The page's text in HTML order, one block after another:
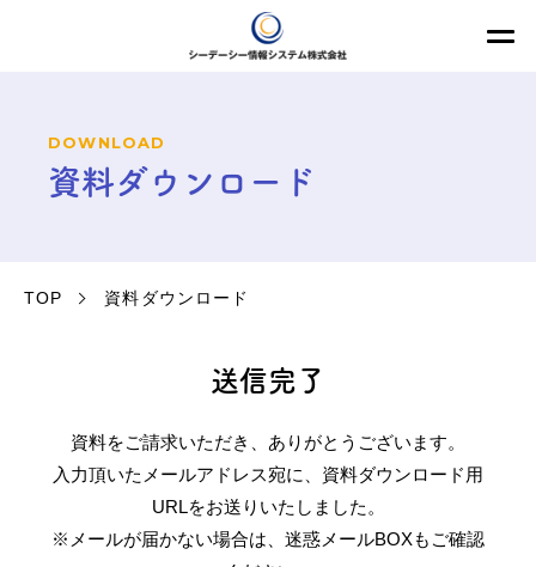
DOWNLOAD
資料ダウンロード
TOP 資料ダウンロード
送信完了
資料をご請求いただき、ありがとうございます。
入力頂いたメールアドレス宛に、資料ダウンロード用
URLをお送りいたしました。
※メールが届かない場合は、迷惑メールBOXもご確認